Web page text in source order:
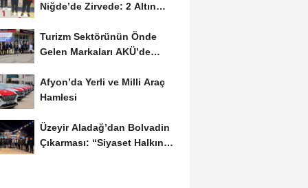
Niğde’de Zirvede: 2 Altın
Turizm Sektörünün Önde
Gelen Markaları AKÜ’de
Afyon’da Yerli ve Milli Araç
Hamlesi
Üzeyir Aladağ’dan Bolvadin
Çıkarması: “Siyaset Halkın